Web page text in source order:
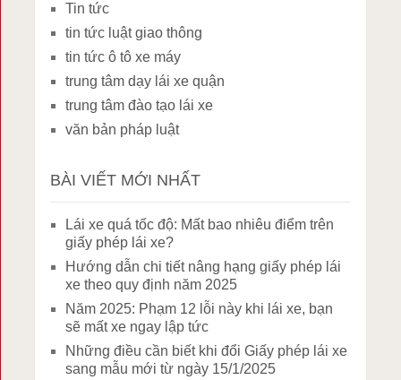
Tin tức
tin tức luật giao thông
tin tức ô tô xe máy
trung tâm dạy lái xe quận
trung tâm đào tạo lái xe
văn bản pháp luật
BÀI VIẾT MỚI NHẤT
Lái xe quá tốc độ: Mất bao nhiêu điểm trên
giấy phép lái xe?
Hướng dẫn chi tiết nâng hạng giấy phép lái
xe theo quy định năm 2025
Năm 2025: Phạm 12 lỗi này khi lái xe, bạn
sẽ mất xe ngay lập tức
Những điều cần biết khi đổi Giấy phép lái xe
sang mẫu mới từ ngày 15/1/2025